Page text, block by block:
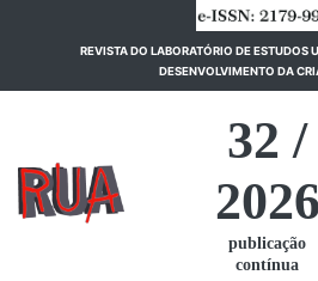
REVISTA DO LABORATÓRIO DE ESTUDOS
DESENVOLVIMENTO DA
32 /
2026
publicação
contínua